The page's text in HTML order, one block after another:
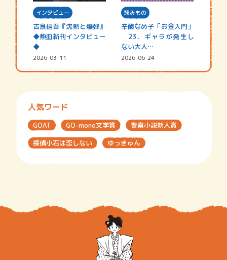
インタビュー
吉良信吾『沈黙と爆弾』
◆熱血新刊インタビュー
◆
2026-03-11
読みもの
辛酸なめ子「お金入門」
23．ギャラが発生し
ない大人…
2026-06-24
人気ワード
GOAT GO-mono文学賞
警察小説新人賞
探偵小石は恋しない
ゆっきゅん